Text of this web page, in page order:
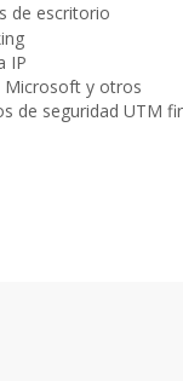
de escritorio
IP
Microsoft y otros
de seguridad UTM